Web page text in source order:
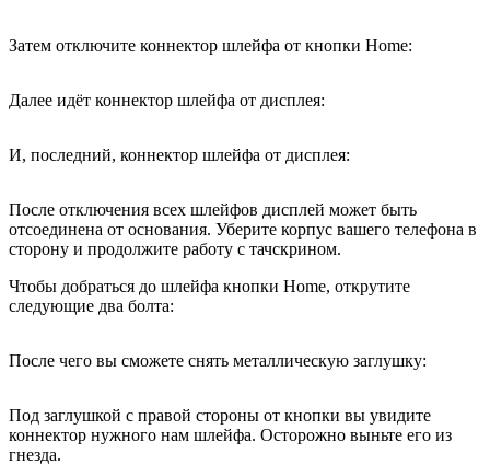
Затем отключите коннектор шлейфа от кнопки Home:
Далее идёт коннектор шлейфа от дисплея:
И, последний, коннектор шлейфа от дисплея:
После отключения всех шлейфов дисплей может быть
отсоединена от основания. Уберите корпус вашего телефона в
сторону и продолжите работу с тачскрином.
Чтобы добраться до шлейфа кнопки Home, открутите
следующие два болта:
После чего вы сможете снять металлическую заглушку:
Под заглушкой с правой стороны от кнопки вы увидите
коннектор нужного нам шлейфа. Осторожно выньте его из
гнезда.